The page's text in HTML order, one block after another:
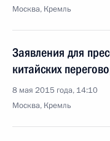
Москва, Кремль
Заявления для
китайских
8 мая 2015 года, 14:10
Москва, Кремль